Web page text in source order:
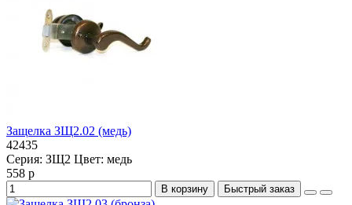
Защелка ЗЩ2.02 (медь)
42435
Серия: ЗЩ2 Цвет: медь
558 р
В корзину Быстрый заказ